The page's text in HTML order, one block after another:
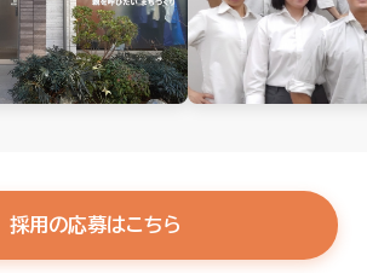
採用の応募はこちら